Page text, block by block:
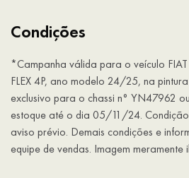
Condições
*Campanha válida para o veículo
FLEX 4P, ano modelo 24/25, na
exclusivo para o chassi n° YN47962
estoque até o dia 05/11/24.
aviso prévio. Demais condições e
equipe de vendas. Imagem meramente